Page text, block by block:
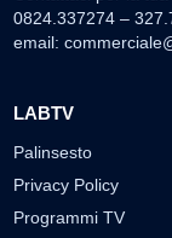
0824.337274 –
email:
LABTV
Palinsesto
Privacy Policy
Programmi TV